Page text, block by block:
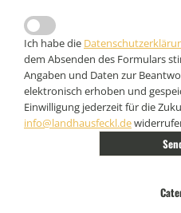
Ich habe die
dem Absenden des Formulars
Angaben und Daten zur
elektronisch erhoben und
Einwilligung jederzeit für die
info@landhausfeckl.de